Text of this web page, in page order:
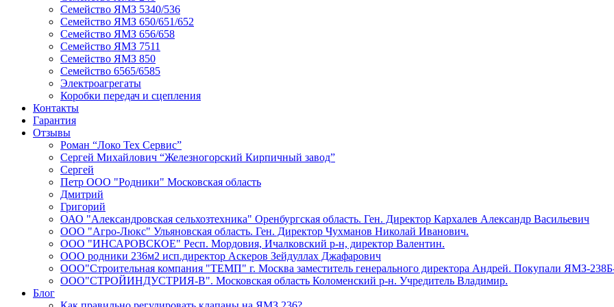
Семейство ЯМЗ 5340/536
Семейство ЯМЗ 650/651/652
Семейство ЯМЗ 656/658
Семейство ЯМЗ 7511
Семейство ЯМЗ 850
Семейство 6565/6585
Электроагрегаты
Коробки передач и сцепления
Контакты
Гарантия
Отзывы
Роман “Локо Тех Сервис”
Сергей Михайлович “Железногорский Кирпичный завод”
Сергей
Петр ООО "Родники" Московская область
Дмитрий
Григорий
ОАО "Александровская сельхозтехника" Оренбургская область. Ген. Директор Кархалев Александр Васильевич
ООО "Агро-Люкс" Ульяновская область. Ген. Директор Чухманов Николай Иванович.
ООО "ИНСАРОВСКОЕ" Респ. Мордовия, Ичалковский р-н, директор Валентин.
ООО родники 236м2 исп.директор Аскеров Зейдуллах Джафарович
ООО"Строительная компания "ТЕМП" г. Москва заместитель генерального директора Андрей. Покупали ЯМЗ-
ООО"СТРОЙИНДУСТРИЯ-В". Московская область Коломенский р-н. Учредитель Владимир.
Блог